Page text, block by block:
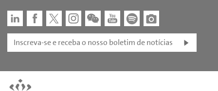
Inscreva-se e receba o nosso boletim de notícias